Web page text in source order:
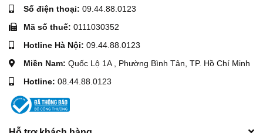
Số điện thoại: 09.44.88.0123
Mã số thuế: 0111030352
Hotline Hà Nội: 09.44.88.0123
Miền Nam: Quốc Lộ 1A , Phường Bình Tân, TP. Hồ Chí Minh
Hotline: 08.44.88.0123